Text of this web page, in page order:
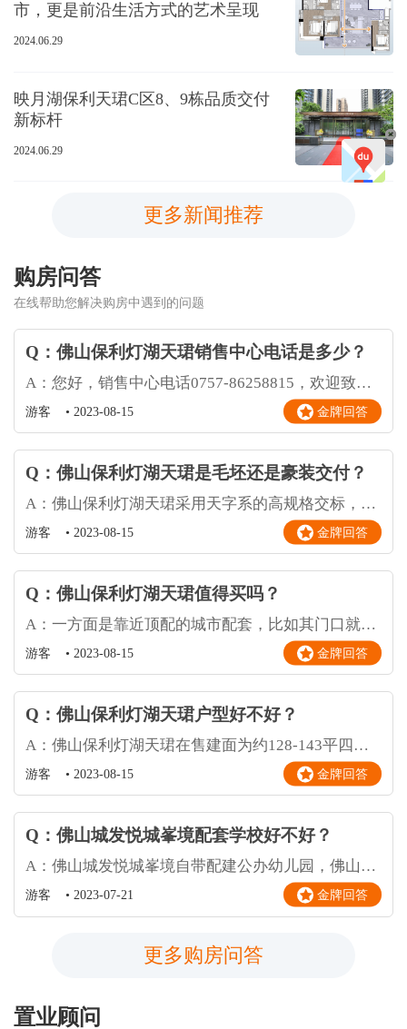
市，更是前沿生活方式的艺术呈现
2024.06.29
映月湖保利天珺C区8、9栋品质交付
新标杆
2024.06.29
更多新闻推荐
购房问答
在线帮助您解决购房中遇到的问题
Q：佛山保利灯湖天珺销售中心电话是多少？
A：您好，销售中心电话0757-86258815，欢迎致电咨询
游客 • 2023-08-15 金牌回答
Q：佛山保利灯湖天珺是毛坯还是豪装交付？
A：佛山保利灯湖天珺采用天字系的高规格交标，带来超预期的体验，匹配更有品质的生活。
游客 • 2023-08-15 金牌回答
Q：佛山保利灯湖天珺值得买吗？
A：一方面是靠近顶配的城市配套，比如其门口就是南海之眼，未来会配齐会展中心、大剧院、体育馆、博物馆这样的重磅公建。 所以，灯湖天珺不仅是中轴物业，更是城市观景台。 另一方面，由于身处C位置，灯湖天珺坐拥湾区能量级的广州地铁28号线，以及1.5公里的绿轴和大大小小公园。 再加上建面约60万平的巨无霸体量，项目将成广佛CAZ的城市样板。
游客 •2023-08-15 金牌回答
Q：佛山保利灯湖天珺户型好不好？
A：佛山保利灯湖天珺在售建面为约128-143平四房、建面约189-238平四五房，全部独梯独户，户户望园。
游客 •2023-08-15 金牌回答
Q：佛山城发悦城峯境配套学校好不好？
A：佛山城发悦城峯境自带配建公办幼儿园，佛山第四中学（初中+高中）、佛山禅城实验高级中学（初中+高中）、佛山外国语学校（十二年一贯制）、佛山四中附属学校（智城学校）（九年一贯制）、禅城区光正实验学校（九年一贯制）等公立、私立名牌教育配置，城发·悦城峯境学区（存院围）划入佛山四中、智城学校。
游客 •2023-07-21 金牌回答
更多购房问答
置业顾问